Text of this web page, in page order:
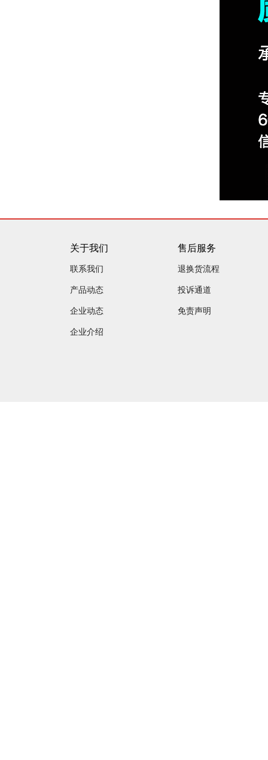
关于我们
联系我们
产品动态
企业动态
企业介绍
售后服务
退换货流程
投诉通道
免责声明